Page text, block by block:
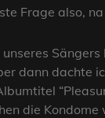
Frage also, na
Sängers
dann dachte
die Kondome